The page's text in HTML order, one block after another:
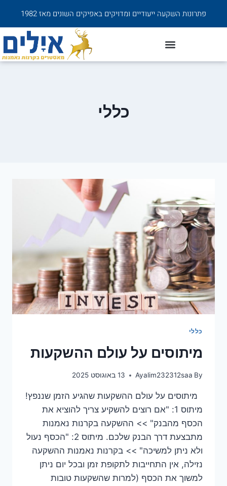
פתרונות השקעה ייעודיים ומדויקים באפיקים השונים מאז 1982
כללי
כללי
מיתוסים על עולם ההשקעות
By
Ayalim232312saa 13 באוגוסט 2025
מיתוסים על עולם ההשקעות שהגיע הזמן שננפץ!
מיתוס 1: "אם רוצים להשקיע צריך להוציא את
הכסף מהבנק" >> ההשקעה בקרנות נאמנות
מתבצעת דרך הבנק שלכם. מיתוס 2: "הכסף נעול
ולא ניתן למשיכה" >> בקרנות נאמנות ההשקעה
נזילה, אין התחייבות לתקופת זמן ובכל יום ניתן
למשוך את הכסף (למרות שהשקעות טובות